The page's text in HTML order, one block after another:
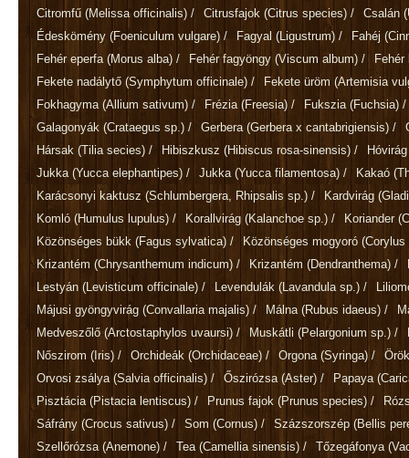
Citromfű (Melissa officinalis) / Citrusfajok (Citrus species) / Csalán
Édeskömény (Foeniculum vulgare) / Fagyal (Ligustrum) / Fahéj
Fehér eperfa (Morus alba) / Fehér fagyöngy (Viscum album) /
Fekete nadálytő (Symphytum officinale) / Fekete üröm (Artemisia
Fokhagyma (Allium sativum) / Frézia (Freesia) / Fukszia (Fuchsia) /
Galagonyák (Crataegus sp.) / Gerbera (Gerbera x cantabrigiensis) /
Hársak (Tilia secies) / Hibiszkusz (Hibiscus rosa-sinensis) /
Jukka (Yucca elephantipes) / Jukka (Yucca filamentosa) / Kakaó
Karácsonyi kaktusz (Schlumbergera, Rhipsalis sp.) / Kardvirág
Komló (Humulus lupulus) / Korallvirág (Kalanchoe sp.) / Koriander
Közönséges bükk (Fagus sylvatica) / Közönséges mogyoró (Corylus
Krizantém (Chrysanthemum indicum) / Krizantém (Dendranthema) /
Lestyán (Levisticum officinale) / Levendulák (Lavandula sp.) /
Májusi gyöngyvirág (Convallaria majalis) / Málna (Rubus idaeus) /
Medveszőlő(Arctostaphylos uvaursi) / Muskátli (Pelargonium sp.) /
Nőszirom (Iris) / Orchideák (Orchidaceae) / Orgona (Syringa) /
Orvosi zsálya (Salvia officinalis) / Őszirózsa (Aster) / Papaya
Pisztácia (Pistacia lentiscus) / Prunus fajok (Prunus species) /
Sáfrány (Crocus sativus) / Som (Cornus) / Százszorszép (Bellis
Szellőrózsa (Anemone) / Tea (Camellia sinensis) / Tőzegáfonya